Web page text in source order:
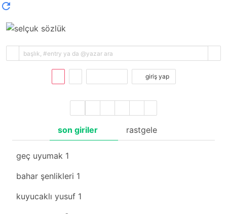
giriş yap
son giriler rastgele
geç uyumak 1
bahar şenlikleri 1
kuyucaklı yusuf 1